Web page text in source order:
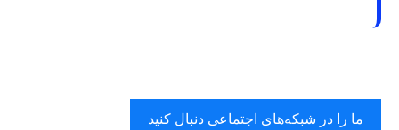
ما را در شبکه‌های اجتماعی دنبال کنید